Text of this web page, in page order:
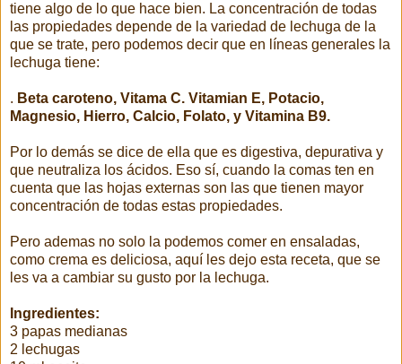
tiene algo de lo que hace bien. La concentración de todas
las propiedades depende de la variedad de lechuga de la
que se trate, pero podemos decir que en líneas generales la
lechuga tiene:
. Beta caroteno, Vitama C. Vitamian E, Potacio,
Magnesio, Hierro, Calcio, Folato, y Vitamina B9.
Por lo demás se dice de ella que es digestiva, depurativa y
que neutraliza los ácidos. Eso sí, cuando la comas ten en
cuenta que las hojas externas son las que tienen mayor
concentración de todas estas propiedades.
Pero ademas no solo la podemos comer en ensaladas,
como crema es deliciosa, aquí les dejo esta receta, que se
les va a cambiar su gusto por la lechuga.
Ingredientes:
3 papas medianas
2 lechugas